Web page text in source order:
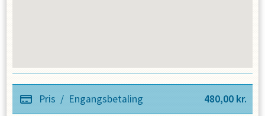
Pris / Engangsbetaling 480,00 kr.